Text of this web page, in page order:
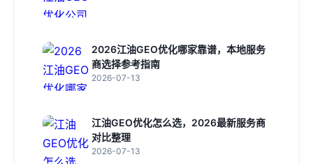
2026江油GEO优化哪家靠谱，本地服务
商选择参考指南
2026-07-13
江油GEO优化怎么选，2026最新服务商
对比整理
2026-07-13